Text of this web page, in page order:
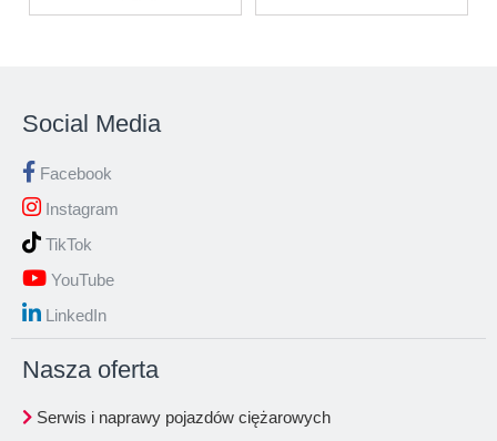
Social Media
Facebook
Instagram
TikTok
YouTube
LinkedIn
Nasza oferta
Serwis i naprawy pojazdów ciężarowych